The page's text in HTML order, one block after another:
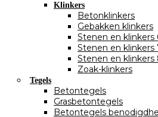
Klinkers
Betonklinkers
Gebakken klinkers
Stenen en klinkers
Stenen en klinkers
Stenen en klinkers
Zoak-klinkers
Tegels
Betontegels
Grasbetontegels
Betontegels